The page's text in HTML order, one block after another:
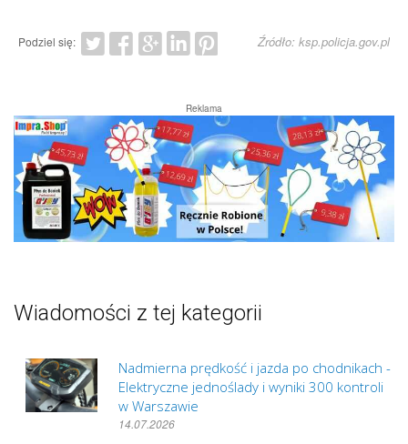
Podziel się: Źródło: ksp.policja.gov.pl
Reklama
Wiadomości z tej kategorii
Nadmierna prędkość i jazda po chodnikach -
Elektryczne jednoślady i wyniki 300 kontroli
w Warszawie
14.07.2026